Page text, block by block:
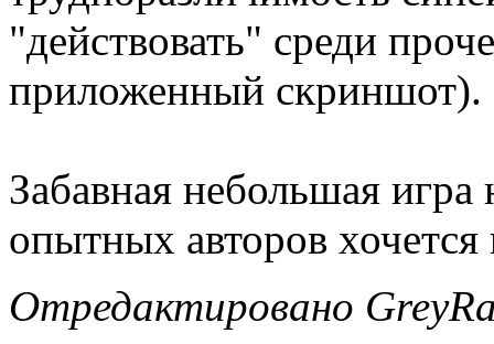
"действовать" среди
приложенный скриншот).
Забавная небольшая
опытных авторов хочется
Отредактировано